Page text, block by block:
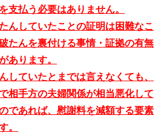
支払う必要はありません。
んしていたことの証明は困難なこ
たんを裏付ける事情・証拠の有無
あります。
していたとまでは言えなくても、
相手方の夫婦関係が相当悪化して
であれば、慰謝料を減額する要素
。